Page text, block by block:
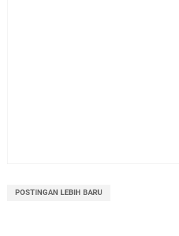
POSTINGAN LEBIH BARU